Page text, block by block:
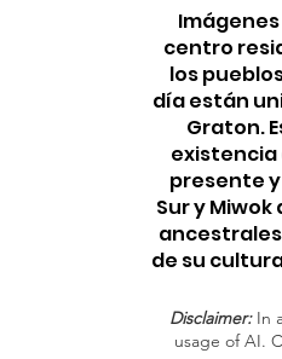
centro
los
día están
Graton.
existencia
presente
Sur y
de su
Disclaimer:In
usage of AI.